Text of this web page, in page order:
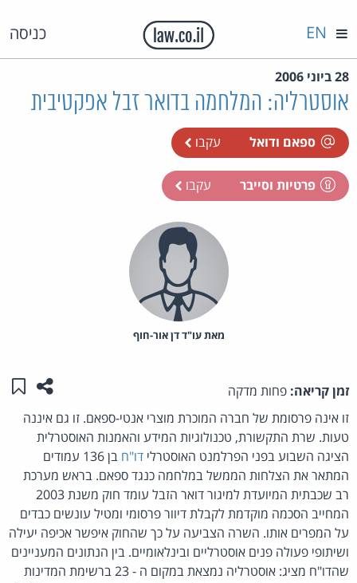
כניסה EN
28 ביוני 2006
אוסטרליה: המלחמה בדואר זבל אפקטיבית
ספאם ודואל עקבו
פרטיות וסייבר עקבו
מאת‏ עו"ד דן אור-חוף
זמן קריאה: פחות מדקה שתפו
זו אינה פרסומת של חברה המוכרת מוצרי אנטי-ספאם. זו גם איננה
טעות. שרת התקשורת, טכנולוגיות המידע והאמנות האוסטרלית
הציגה השבוע בפני הפרלמנט האוסטרלי דו"ח
בן 136 עמודים
המתאר את הצלחות הממשל במלחמה כנגד ספאם. בראש מערכת
רב שכבתית המיועדת למיגור דואר הזבל עומד חוק משנת 2003
המחייב הסכמה מוקדמת לקבלת דיוור פרסומי ומטיל עונשים כבדים
על המפרים אותו. השרה הצביעה על כך שהחוק איפשר אכיפה יעילה
ושיתופי פעולה פנים אוסטרליים ובינלאומיים. בין הנתונים המעניינים
שהדו"ח מציג: אוסטרליה נמצאת במקום ה - 23 ברשימת המדינות